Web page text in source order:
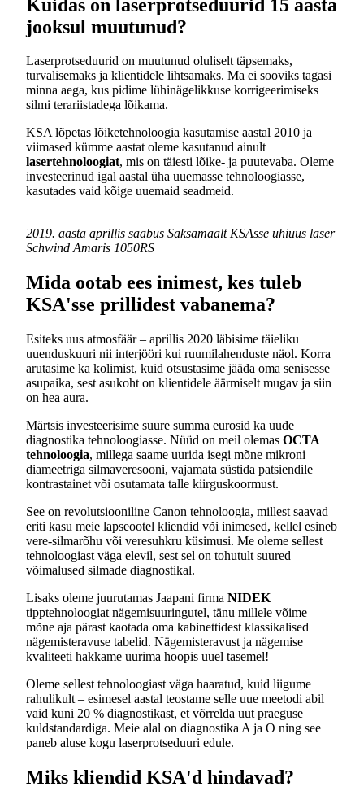
Kuidas on laserprotseduurid 15 aasta
jooksul muutunud?
Laserprotseduurid on muutunud oluliselt täpsemaks,
turvalisemaks ja klientidele lihtsamaks. Ma ei sooviks tagasi
minna aega, kus pidime lühinägelikkuse korrigeerimiseks
silmi terariistadega lõikama.
KSA lõpetas lõiketehnoloogia kasutamise aastal 2010 ja
viimased kümme aastat oleme kasutanud ainult
lasertehnoloogiat, mis on täiesti lõike- ja puutevaba. Oleme
investeerinud igal aastal üha uuemasse tehnoloogiasse,
kasutades vaid kõige uuemaid seadmeid.
2019. aasta aprillis saabus Saksamaalt KSAsse uhiuus laser
Schwind Amaris 1050RS
Mida ootab ees inimest, kes tuleb
KSA'sse prillidest vabanema?
Esiteks uus atmosfäär – aprillis 2020 läbisime täieliku
uuenduskuuri nii interjööri kui ruumilahenduste näol. Korra
arutasime ka kolimist, kuid otsustasime jääda oma senisesse
asupaika, sest asukoht on klientidele äärmiselt mugav ja siin
on hea aura.
Märtsis investeerisime suure summa eurosid ka uude
diagnostika tehnoloogiasse. Nüüd on meil olemas OCTA
tehnoloogia, millega saame uurida isegi mõne mikroni
diameetriga silmaveresooni, vajamata süstida patsiendile
kontrastainet või osutamata talle kiirguskoormust.
See on revolutsiooniline Canon tehnoloogia, millest saavad
eriti kasu meie lapseootel kliendid või inimesed, kellel esineb
vere-silmarõhu või veresuhkru küsimusi. Me oleme sellest
tehnoloogiast väga elevil, sest sel on tohutult suured
võimalused silmade diagnostikal.
Lisaks oleme juurutamas Jaapani firma NIDEK
tipptehnoloogiat nägemisuuringutel, tänu millele võime
mõne aja pärast kaotada oma kabinettidest klassikalised
nägemisteravuse tabelid. Nägemisteravust ja nägemise
kvaliteeti hakkame uurima hoopis uuel tasemel!
Oleme sellest tehnoloogiast väga haaratud, kuid liigume
rahulikult – esimesel aastal teostame selle uue meetodi abil
vaid kuni 20 % diagnostikast, et võrrelda uut praeguse
kuldstandardiga. Meie alal on diagnostika A ja O ning see
paneb aluse kogu laserprotseduuri edule.
Miks kliendid KSA'd hindavad?